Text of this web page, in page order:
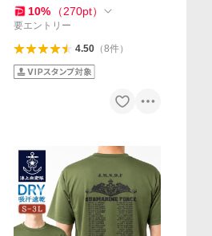
10% （270pt）
要エントリー
4.50（8件）